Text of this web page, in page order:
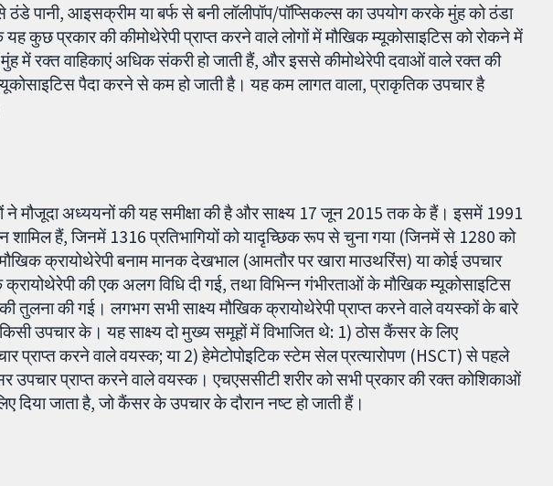
ठंडे पानी, आइसक्रीम या बर्फ से बनी लॉलीपॉप/पॉप्सिकल्स का उपयोग करके मुंह को ठंडा
यह कुछ प्रकार की कीमोथेरेपी प्राप्त करने वाले लोगों में मौखिक म्यूकोसाइटिस को रोकने में
में रक्त वाहिकाएं अधिक संकरी हो जाती हैं, और इससे कीमोथेरेपी दवाओं वाले रक्त की
पैदा करने से कम हो जाती है। यह कम लागत वाला, प्राकृतिक उपचार है
अध्ययनों की यह समीक्षा की है और साक्ष्य 17 जून 2015 तक के हैं। इसमें 1991
हैं, जिनमें 1316 प्रतिभागियों को यादृच्छिक रूप से चुना गया (जिनमें से 1280 को
क्रायोथेरेपी बनाम मानक देखभाल (आमतौर पर खारा माउथरिंस) या कोई उपचार
की एक अलग विधि दी गई, तथा विभिन्न गंभीरताओं के मौखिक म्यूकोसाइटिस
तुलना की गई। लगभग सभी साक्ष्य मौखिक क्रायोथेरेपी प्राप्त करने वाले वयस्कों के बारे
उपचार के। यह साक्ष्य दो मुख्य समूहों में विभाजित थे: 1) ठोस कैंसर के लिए
प्राप्त करने वाले वयस्क; या 2) हेमेटोपोइटिक स्टेम सेल प्रत्यारोपण (HSCT) से पहले
प्राप्त करने वाले वयस्क। एचएससीटी शरीर को सभी प्रकार की रक्त कोशिकाओं
जाता है, जो कैंसर के उपचार के दौरान नष्ट हो जाती हैं।